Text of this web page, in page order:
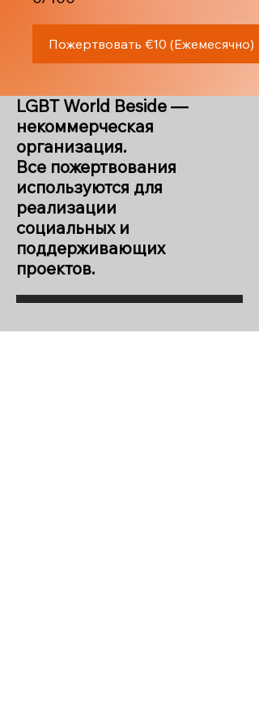
Пожертвовать €10 (Ежемесячно)
LGBT World Beside —
некоммерческая
организация.
Все пожертвования
используются для
реализации
социальных и
поддерживающих
проектов.